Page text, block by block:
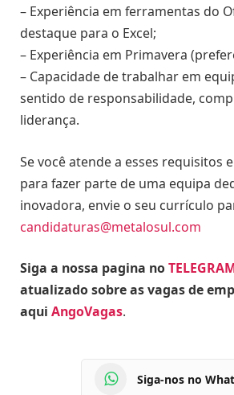
– Experiência em ferramentas do
destaque para o Excel;
– Experiência em Primavera
– Capacidade de trabalhar em
sentido de responsabilidade,
liderança.
Se você atende a esses requisitos
para fazer parte de uma equipa
inovadora, envie o seu currículo
candidaturas@metalosul.com
Siga a nossa pagina no
atualizado sobre as vagas de
aqui AngoVagas.
Siga-nos no